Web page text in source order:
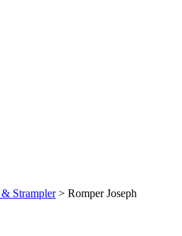
Strampler> Romper Joseph